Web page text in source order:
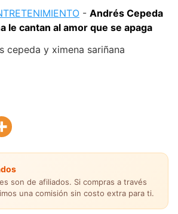
- Andrés Cepeda
le cantan al amor que se apaga
son de afiliados. Si compras a través
una comisión sin costo extra para ti.